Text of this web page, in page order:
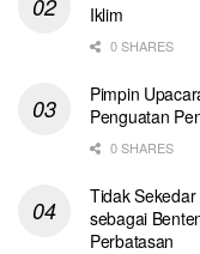
Iklim
0 SHARES
Pimpin
Penguatan
0 SHARES
Tidak
sebagai
Perbatasan